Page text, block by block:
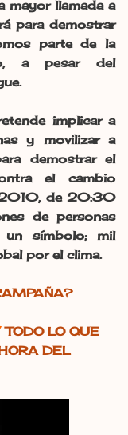
mayor llamada a
para demostrar
parte de la
a pesar del
implicar a
y movilizar a
demostrar el
el cambio
2010, de 20:30
de personas
un símbolo; mil
por el clima.
TODO LO QUE
DEL